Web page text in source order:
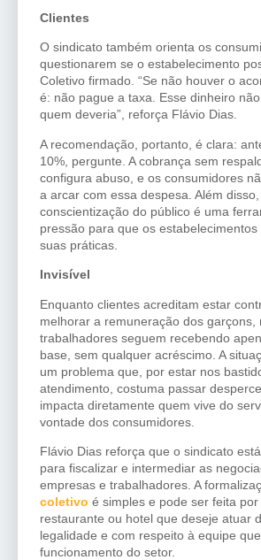
Clientes
O sindicato também orienta os
questionarem se o estabelecimento
Coletivo firmado. “Se não houver o
é: não pague a taxa. Esse dinheiro
quem deveria”, reforça Flávio Dias.
A recomendação, portanto, é clara:
10%, pergunte. A cobrança sem
configura abuso, e os consumidores
a arcar com essa despesa. Além disso,
conscientização do público é uma
pressão para que os estabelecimentos
suas práticas.
Invisível
Enquanto clientes acreditam estar
melhorar a remuneração dos garçons,
trabalhadores seguem recebendo
base, sem qualquer acréscimo. A
um problema que, por estar nos
atendimento, costuma passar
impacta diretamente quem vive do
vontade dos consumidores.
Flávio Dias reforça que o sindicato
para fiscalizar e intermediar as
empresas e trabalhadores. A
coletivo é simples e pode ser feita por
restaurante ou hotel que deseje atuar
legalidade e com respeito à equipe
funcionamento do setor.